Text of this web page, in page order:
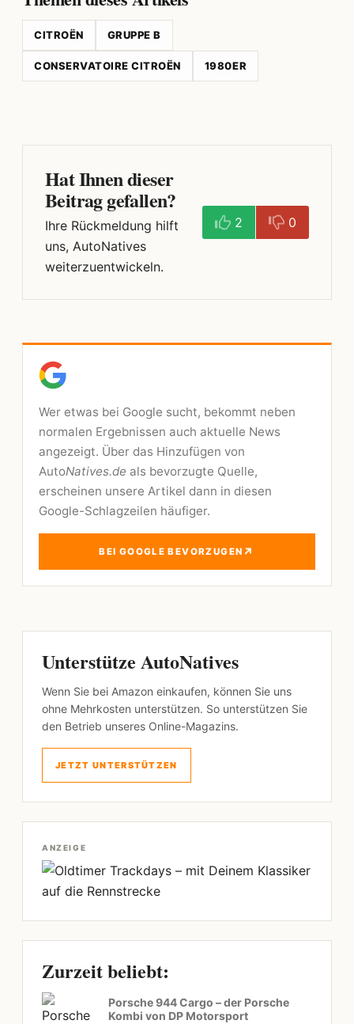
CITROËN GRUPPE B
CONSERVATOIRE CITROËN 1980ER
Hat Ihnen dieser
Beitrag gefallen?
Ihre Rückmeldung hilft
uns, AutoNatives
weiterzuentwickeln.
2 0
Wer etwas bei Google sucht, bekommt neben
normalen Ergebnissen auch aktuelle News
angezeigt. Über das Hinzufügen von
AutoNatives.de als bevorzugte Quelle,
erscheinen unsere Artikel dann in diesen
Google-Schlagzeilen häufiger.
BEI GOOGLE BEVORZUGEN ↗
Unterstütze AutoNatives
Wenn Sie bei Amazon einkaufen, können Sie uns
ohne Mehrkosten unterstützen. So unterstützen Sie
den Betrieb unseres Online-Magazins.
JETZT UNTERSTÜTZEN
ANZEIGE
Zurzeit beliebt:
Porsche 944 Cargo – der Porsche
Kombi von DP Motorsport